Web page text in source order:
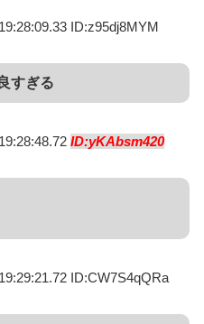
ID:z95dj8MYM
すぎる
ID:yKAbsm420
ID:CW7S4qQRa